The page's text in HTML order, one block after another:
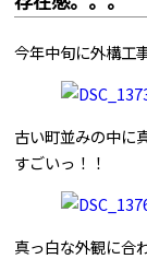
せはこちら
今年中旬に外構工
古い町並みの中に
すごいっ！！
真っ白な外観に合